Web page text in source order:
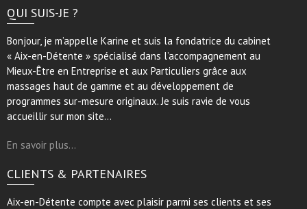
QUI SUIS-JE ?
Bonjour, je m’appelle Karine et suis la fondatrice du cabinet
« Aix-en-Détente » spécialisé dans l’accompagnement au
Mieux-Être en Entreprise et aux Particuliers grâce aux
massages haut de gamme et au développement de
programmes sur-mesure originaux. Je suis ravie de vous
accueillir sur mon site…
En savoir plus…
CLIENTS & PARTENAIRES
Aix-en-Détente compte avec plaisir parmi ses clients et ses